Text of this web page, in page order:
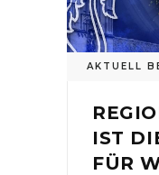
AKTUELL
IST
FÜR